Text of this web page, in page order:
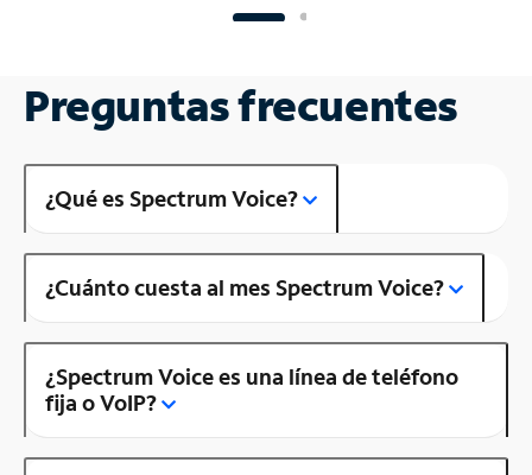
Preguntas frecuentes
¿Qué es Spectrum Voice?
¿Cuánto cuesta al mes Spectrum Voice?
¿Spectrum Voice es una línea de teléfono
fija o VoIP?